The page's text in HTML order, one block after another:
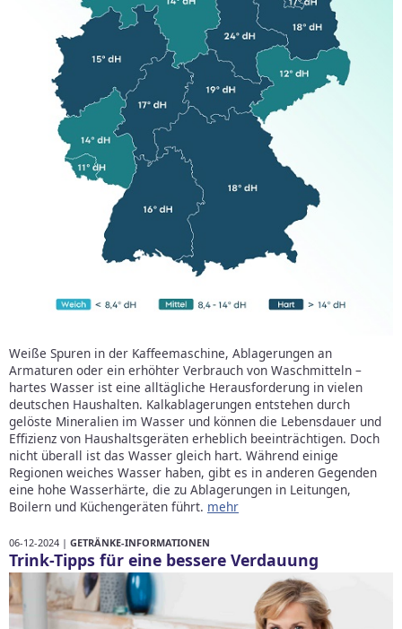
Weiße Spuren in der Kaffeemaschine, Ablagerungen an
Armaturen oder ein erhöhter Verbrauch von Waschmitteln –
hartes Wasser ist eine alltägliche Herausforderung in vielen
deutschen Haushalten. Kalkablagerungen entstehen durch
gelöste Mineralien im Wasser und können die Lebensdauer und
Effizienz von Haushaltsgeräten erheblich beeinträchtigen. Doch
nicht überall ist das Wasser gleich hart. Während einige
Regionen weiches Wasser haben, gibt es in anderen Gegenden
eine hohe Wasserhärte, die zu Ablagerungen in Leitungen,
Boilern und Küchengeräten führt. mehr
06-12-2024 | GETRÄNKE-INFORMATIONEN
Trink-Tipps für eine bessere Verdauung